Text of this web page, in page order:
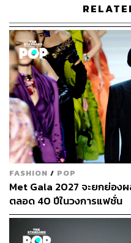
ลูกชายคนโตของบ้าน มีน้อง
เจ้าของโรงภาพยนตร์ และ
เป็นชีวิตจิตใจ ซึ่งแน่นอนว่า
ทำให้เขาสนใจแฟชั่นมาตั้งแ
กลับถูกล้อเรื่องความชอบนี้แ
ก็ตามสิ่งนั้นไม่สามารถหยุด
นำเศษผ้ามาตัดเย็บเป็นชุด
ของเขาดูอยู่เสมอ จนค่อยๆ
สู่การตัดชุดให้แม่และน้องสา
ของตัวเอง แม่ของ Yves เริ่
ลูกชายให้รู้จักบรรณาธิการนิ
เพื่อนของเธอ Michel de
และเรียนตัดเย็บทันที จนกระ
รางวัลชนะเลิศประเภทเดรส
Secretariat ในขณะที่ Karl
รางวัลประเภทโค้ตจากเวทีเ
FASHION / POP
Met Gala 2027 จะยกย่อง
ตลอด 40 ปีในวงการแฟชั่น